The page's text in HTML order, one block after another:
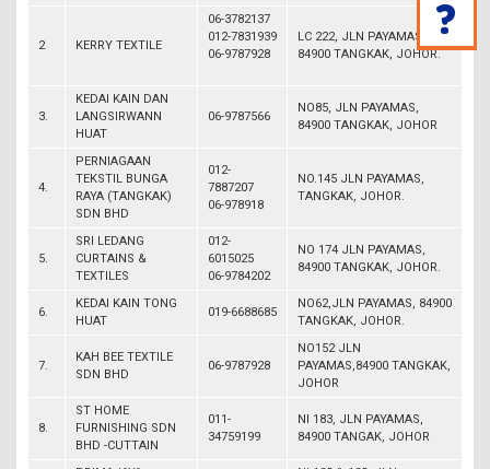
2 KERRY TEXTILE
06-3782137
012-7831939
06-9787928
LC 222, JLN PAYAMAS,
84900 TANGKAK, JOHOR.
3.
KEDAI KAIN DAN
LANGSIRWANN
HUAT
06-9787566
NO85, JLN PAYAMAS,
84900 TANGKAK, JOHOR
4.
PERNIAGAAN
TEKSTIL BUNGA
RAYA (TANGKAK)
SDN BHD
012-
7887207
06-978918
NO.145 JLN PAYAMAS,
TANGKAK, JOHOR.
5.
SRI LEDANG
CURTAINS &
TEXTILES
012-
6015025
06-9784202
NO 174 JLN PAYAMAS,
84900 TANGKAK, JOHOR.
6.
KEDAI KAIN TONG
HUAT
019-6688685
NO62,JLN PAYAMAS, 84900
TANGKAK, JOHOR.
7.
KAH BEE TEXTILE
SDN BHD
06-9787928
NO152 JLN
PAYAMAS,84900 TANGKAK,
JOHOR
8.
ST HOME
FURNISHING SDN
BHD -CUTTAIN
011-
34759199
NI 183, JLN PAYAMAS,
84900 TANGAK, JOHOR